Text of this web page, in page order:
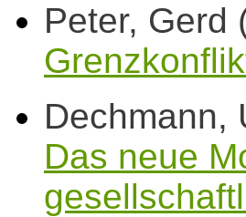
Peter, Gerd
Dechmann,
Das neue